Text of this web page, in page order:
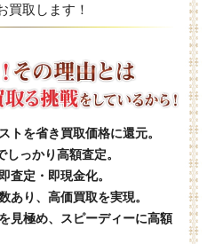
買取します！
トを省き買取価格に還元。
っかり高額査定。
査定・即現金化。
あり、高価買取を実現。
見極め、スピーディーに高額